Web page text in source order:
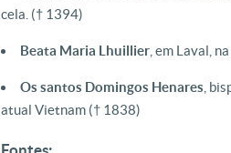
cela. († 1394)
Beata Maria Lhuillier, em Laval,
Os santos Domingos Henares ,
atual Vietnam († 1838)